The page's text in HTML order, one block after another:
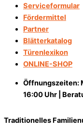
Serviceformular
Fördermittel
Partner
Blätterkatalog
Türenlexikon
ONLINE-SHOP
Öffnungszeiten:
16:00 Uhr |
Traditionelles